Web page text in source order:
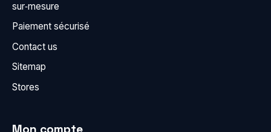
sur‑mesure
Paiement sécurisé
Contact us
Sitemap
Stores